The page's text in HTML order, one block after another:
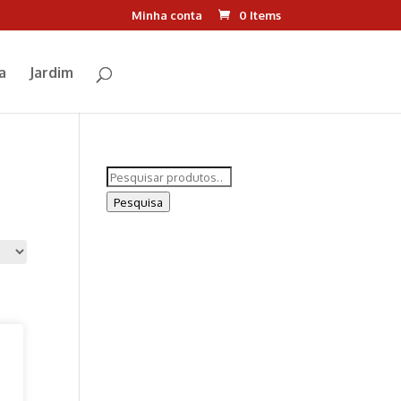
Minha conta 0 Items
Jardim
Pesquisar
por:
Pesquisa